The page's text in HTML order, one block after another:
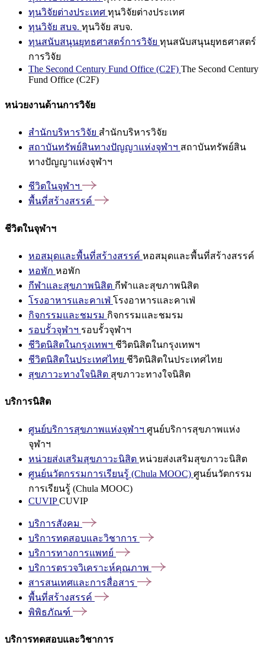
ทุนวิจัยต่างประเทศ ทุนวิจัยต่างประเทศ
ทุนวิจัย สบจ. ทุนวิจัย สบจ.
ทุนสนับสนุนยุทธศาสตร์การวิจัย ทุนสนับสนุนยุทธศาสตร์
การวิจัย
The Second Century Fund Office (C2F) The Second Century
Fund Office (C2F)
หน่วยงานด้านการวิจัย
สำนักบริหารวิจัย สำนักบริหารวิจัย
สถาบันทรัพย์สินทางปัญญาแห่งจุฬาฯ สถาบันทรัพย์สิน
ทางปัญญาแห่งจุฬาฯ
ชีวิตในจุฬาฯ
พื้นที่สร้างสรรค์
ชีวิตในจุฬาฯ
หอสมุดและพื้นที่สร้างสรรค์ หอสมุดและพื้นที่สร้างสรรค์
หอพัก หอพัก
กีฬาและสุขภาพนิสิต กีฬาและสุขภาพนิสิต
โรงอาหารและคาเฟ่ โรงอาหารและคาเฟ่
กิจกรรมและชมรม กิจกรรมและชมรม
รอบรั้วจุฬาฯ รอบรั้วจุฬาฯ
ชีวิตนิสิตในกรุงเทพฯ ชีวิตนิสิตในกรุงเทพฯ
ชีวิตนิสิตในประเทศไทย ชีวิตนิสิตในประเทศไทย
สุขภาวะทางใจนิสิต สุขภาวะทางใจนิสิต
บริการนิสิต
ศูนย์บริการสุขภาพแห่งจุฬาฯ ศูนย์บริการสุขภาพแห่ง
จุฬาฯ
หน่วยส่งเสริมสุขภาวะนิสิต หน่วยส่งเสริมสุขภาวะนิสิต
ศูนย์นวัตกรรมการเรียนรู้ (Chula MOOC) ศูนย์นวัตกรรม
การเรียนรู้ (Chula MOOC)
CUVIPCUVIP
บริการสังคม
บริการทดสอบและวิชาการ
บริการทางการแพทย์
บริการตรวจวิเคราะห์คุณภาพ
สารสนเทศและการสื่อสาร
พื้นที่สร้างสรรค์
พิพิธภัณฑ์
บริการทดสอบและวิชาการ